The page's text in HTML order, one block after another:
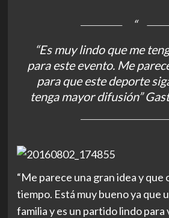
“Es muy lindo que me
para este evento. Me
para que este deporte
tenga mayor difusión”
“Me parece una gran idea y que
tiempo. Está muy bueno ya que
familia y es un partido lindo para